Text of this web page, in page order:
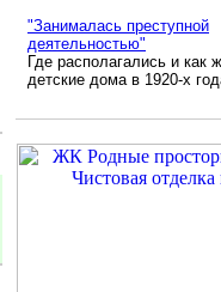
"Занималась преступной
деятельностью"
Где располагались и как
детские дома в 1920-х